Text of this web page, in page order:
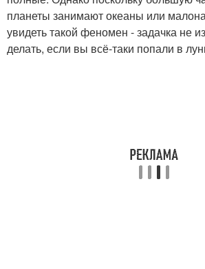
планеты занимают океаны или
увидеть такой феномен - задачка не
делать, если вы всё-таки попали в